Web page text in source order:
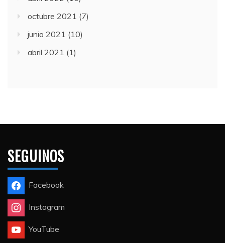
octubre 2021 (7)
junio 2021 (10)
abril 2021 (1)
SEGUINOS
Facebook
Instagram
YouTube